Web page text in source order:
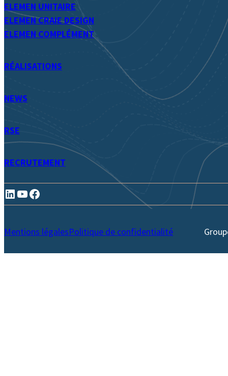
ELEMEN UNITAIRE
ELEMEN CRAIE DESIGN
ELEMEN COMPLÉMENT
RÉALISATIONS
NEWS
RSE
RECRUTEMENT
LinkedIn
YouTube
Facebook
Mentions légalesPolitique de confidentialité